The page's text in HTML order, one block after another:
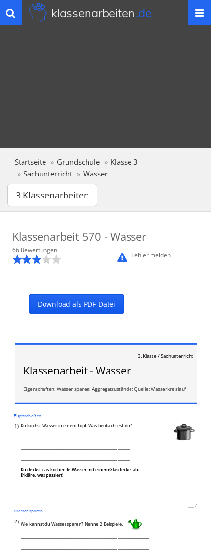
Toggle
navigation
klassenarbeiten.de
Startseite Grundschule
Klasse 3
Sachunterricht
Wasser
3 Klassenarbeiten
Klassenarbeit 570 - Wasser
Fehler melden
66 Bewertungen
Download als PDF-Datei
3. Klasse / Sachunterricht
Klassenarbeit - Wasser
Eigenschaften; Wasser sparen; Aggregatzustände; Quelle; Wasserkreislauf
Eigenschaften
1) Du kochst Wasser in einem Topf. Was beobachtest du?
Du deckst das kochende Wasser mit einem Glasdeckel ab.
Erkläre, was passiert!
/4P
Wasser sparen
2) Wie kannst du Wasser sparen? Nenne 2 Beispiele.